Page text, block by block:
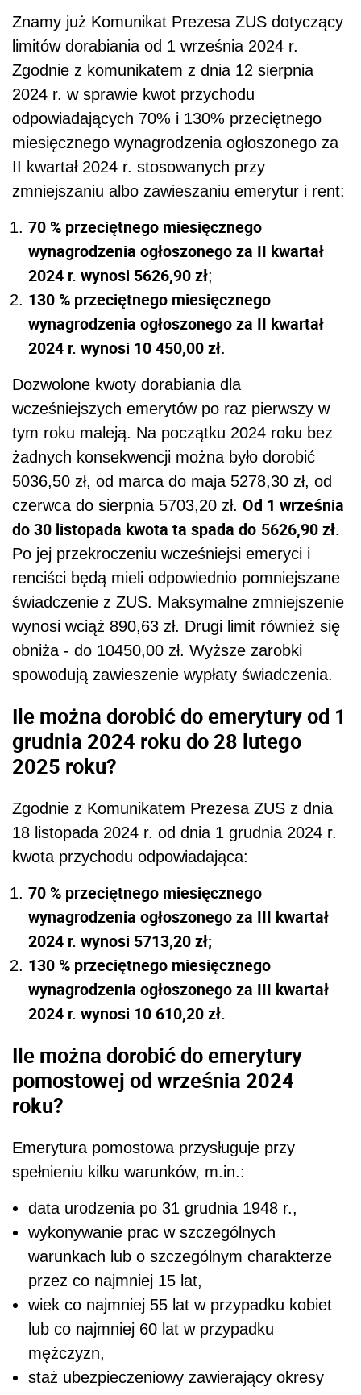
Znamy już Komunikat Prezesa ZUS dotyczący
limitów dorabiania od 1 września 2024 r.
Zgodnie z komunikatem z dnia 12 sierpnia
2024 r. w sprawie kwot przychodu
odpowiadających 70% i 130% przeciętnego
miesięcznego wynagrodzenia ogłoszonego za
II kwartał 2024 r. stosowanych przy
zmniejszaniu albo zawieszaniu emerytur i rent:
70 % przeciętnego miesięcznego
wynagrodzenia ogłoszonego za II kwartał
2024 r. wynosi 5626,90 zł;
130 % przeciętnego miesięcznego
wynagrodzenia ogłoszonego za II kwartał
2024 r. wynosi 10 450,00 zł.
Dozwolone kwoty dorabiania dla
wcześniejszych emerytów po raz pierwszy w
tym roku maleją. Na początku 2024 roku bez
żadnych konsekwencji można było dorobić
5036,50 zł, od marca do maja 5278,30 zł, od
czerwca do sierpnia 5703,20 zł. Od 1 września
do 30 listopada kwota ta spada do 5626,90 zł.
Po jej przekroczeniu wcześniejsi emeryci i
renciści będą mieli odpowiednio pomniejszane
świadczenie z ZUS. Maksymalne zmniejszenie
wynosi wciąż 890,63 zł. Drugi limit również się
obniża - do 10450,00 zł. Wyższe zarobki
spowodują zawieszenie wypłaty świadczenia.
Ile można dorobić do emerytury od 1
grudnia 2024 roku do 28 lutego
2025 roku?
Zgodnie z Komunikatem Prezesa ZUS z dnia
18 listopada 2024 r. od dnia 1 grudnia 2024 r.
kwota przychodu odpowiadająca:
70 % przeciętnego miesięcznego
wynagrodzenia ogłoszonego za III kwartał
2024 r. wynosi 5713,20 zł;
130 % przeciętnego miesięcznego
wynagrodzenia ogłoszonego za III kwartał
2024 r. wynosi 10 610,20 zł.
Ile można dorobić do emerytury
pomostowej od września 2024
roku?
Emerytura pomostowa przysługuje przy
spełnieniu kilku warunków, m.in.:
data urodzenia po 31 grudnia 1948 r.,
wykonywanie prac w szczególnych
warunkach lub o szczególnym charakterze
przez co najmniej 15 lat,
wiek co najmniej 55 lat w przypadku kobiet
lub co najmniej 60 lat w przypadku
mężczyzn,
staż ubezpieczeniowy zawierający okresy